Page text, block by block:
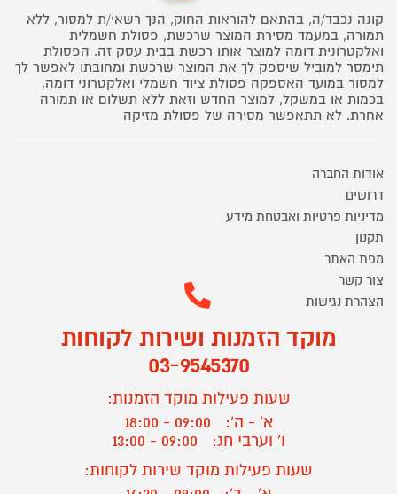
קונה נכבד/ה, בהתאם להוראות החוק, הנך רשאי/ת למסור, ללא
תמורה, במעמד מסירת המוצר שרכשת, פסולת חשמלית
ואלקטרונית דומה למוצר אותו רכשת בבית עסק זה. הפסולת
תימסר למוביל שיספק לך את המוצר שרכשת ומחובתו לאפשר לך
למסור במועד האספקה פסולת ציוד חשמלי ואלקטרוני דומה,
בכמות או במשקל, למוצר החדש וזאת ללא תשלום או תמורה
אחרת. לא תתאפשר מסירה של פסולת מזיקה
אודות החברה
דרושים
מדיניות פרטיות ואבטחת מידע
תקנון
מפת האתר
צור קשר
הצהרת נגישות
מוקד הזמנות ושירות לקוחות
03-9545370
שעות פעילות מוקד הזמנות:
א' - ה':
09:00 - 18:00
ו' וערבי חג:
09:00 - 13:00
שעות פעילות מוקד שירות לקוחות: